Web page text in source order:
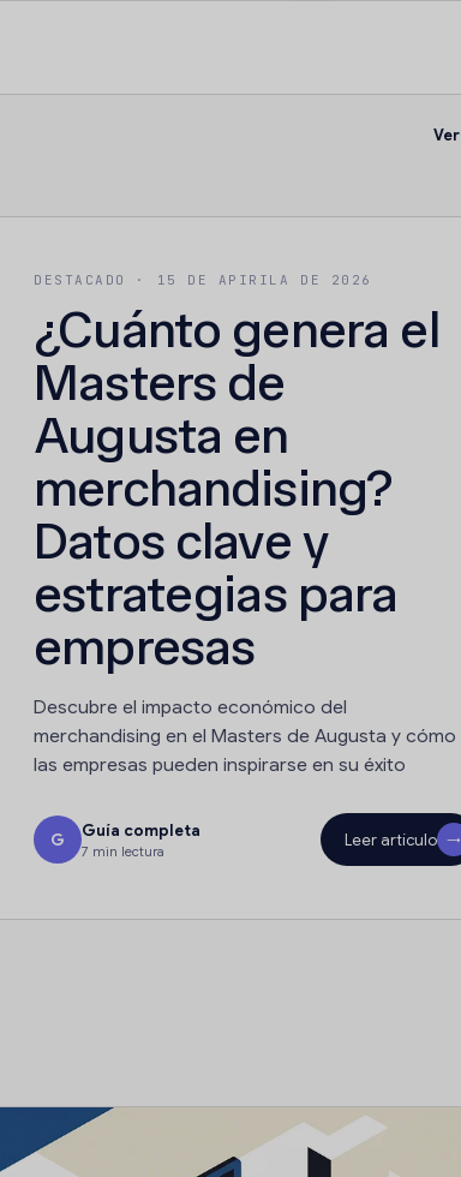
DESTACADO ·
15 DE APIRILA DE 2026
¿Cuánto genera el
Masters de
Augusta en
merchandising?
Datos clave y
estrategias para
empresas
Descubre el impacto económico del
merchandising en el Masters de Augusta y cómo
las empresas pueden inspirarse en su éxito
G Guía completa
7 min lectura
Leer artículo →